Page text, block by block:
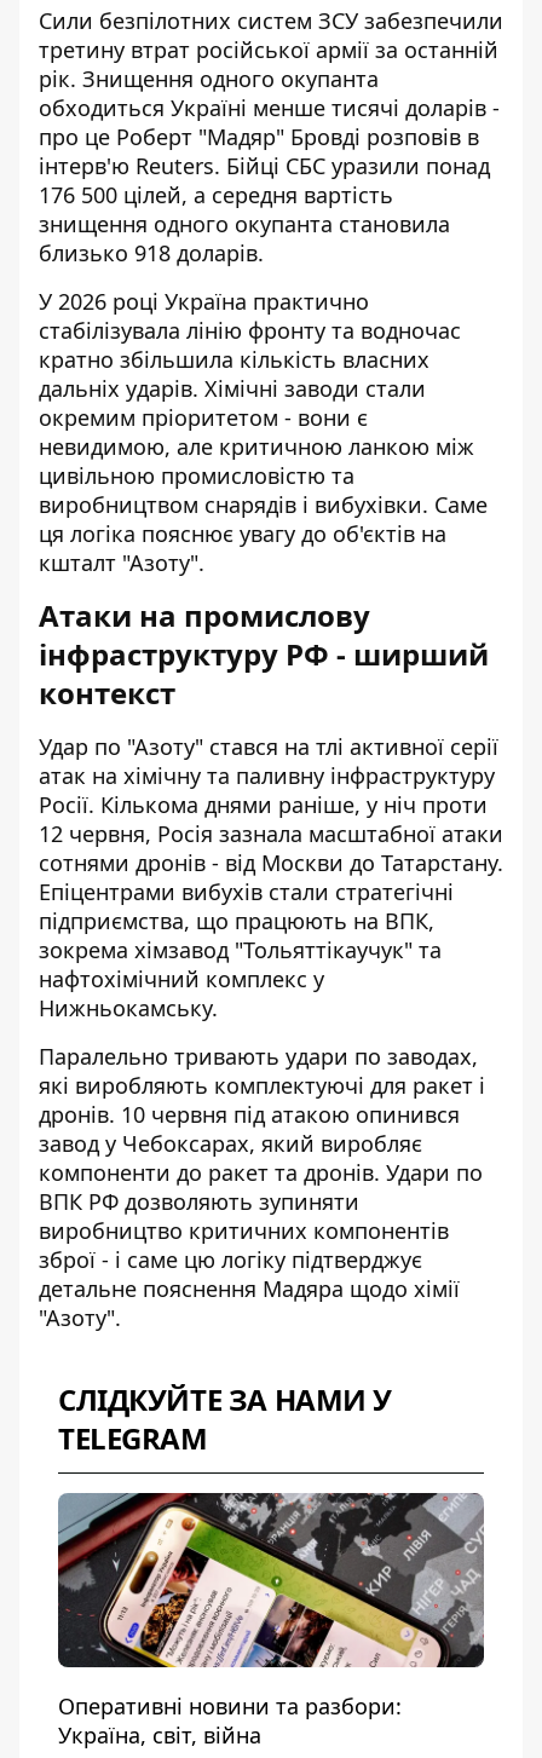
Сили безпілотних систем ЗСУ забезпечили
третину втрат російської армії за останній
рік. Знищення одного окупанта
обходиться Україні менше тисячі доларів -
про це Роберт "Мадяр" Бровді розповів в
інтерв'ю Reuters. Бійці СБС уразили понад
176 500 цілей, а середня вартість
знищення одного окупанта становила
близько 918 доларів.
У 2026 році Україна практично
стабілізувала лінію фронту та водночас
кратно збільшила кількість власних
дальніх ударів. Хімічні заводи стали
окремим пріоритетом - вони є
невидимою, але критичною ланкою між
цивільною промисловістю та
виробництвом снарядів і вибухівки. Саме
ця логіка пояснює увагу до об'єктів на
кшталт "Азоту".
Атаки на промислову
інфраструктуру РФ - ширший
контекст
Удар по "Азоту" стався на тлі активної серії
атак на хімічну та паливну інфраструктуру
Росії. Кількома днями раніше, у ніч проти
12 червня, Росія зазнала масштабної атаки
сотнями дронів - від Москви до Татарстану.
Епіцентрами вибухів стали стратегічні
підприємства, що працюють на ВПК,
зокрема хімзавод "Тольяттікаучук" та
нафтохімічний комплекс у
Нижньокамську.
Паралельно тривають удари по заводах,
які виробляють комплектуючі для ракет і
дронів. 10 червня під атакою опинився
завод у Чебоксарах, який виробляє
компоненти до ракет та дронів. Удари по
ВПК РФ дозволяють зупиняти
виробництво критичних компонентів
зброї - і саме цю логіку підтверджує
детальне пояснення Мадяра щодо хімії
"Азоту".
СЛІДКУЙТЕ ЗА НАМИ У
TELEGRAM
Оперативні новини та разбори:
Україна, світ, війна